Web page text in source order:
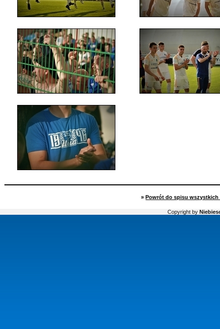
» Powrót do spisu wszystkich
Copyright by